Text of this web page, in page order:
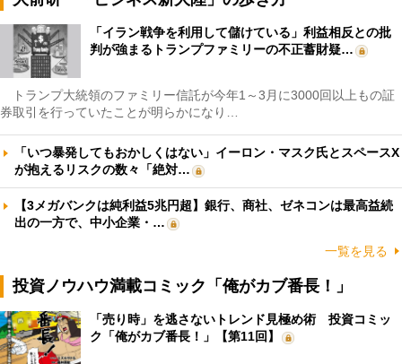
「イラン戦争を利用して儲けている」利益相反との批
判が強まるトランプファミリーの不正蓄財疑…
トランプ大統領のファミリー信託が今年1～3月に3000回以上もの証
券取引を行っていたことが明らかになり…
「いつ暴発してもおかしくはない」イーロン・マスク氏とスペースX
が抱えるリスクの数々「絶対…
【3メガバンクは純利益5兆円超】銀行、商社、ゼネコンは最高益続
出の一方で、中小企業・…
一覧を見る
投資ノウハウ満載コミック「俺がカブ番長！」
「売り時」を逃さないトレンド見極め術 投資コミッ
ク「俺がカブ番長！」【第11回】